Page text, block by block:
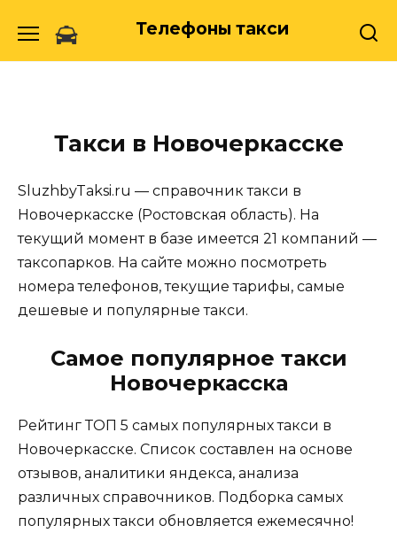
Телефоны такси
Такси в Новочеркасске
SluzhbyTaksi.ru — справочник такси в
Новочеркасске (Ростовская область). На
текущий момент в базе имеется 21 компаний —
таксопарков. На сайте можно посмотреть
номера телефонов, текущие тарифы, самые
дешевые и популярные такси.
Самое популярное такси
Новочеркасска
Рейтинг ТОП 5 самых популярных такси в
Новочеркасске. Список составлен на основе
отзывов, аналитики яндекса, анализа
различных справочников. Подборка самых
популярных такси обновляется ежемесячно!